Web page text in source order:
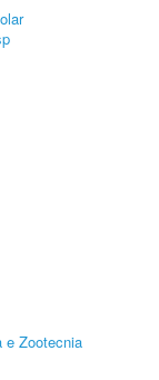
e Zootecnia